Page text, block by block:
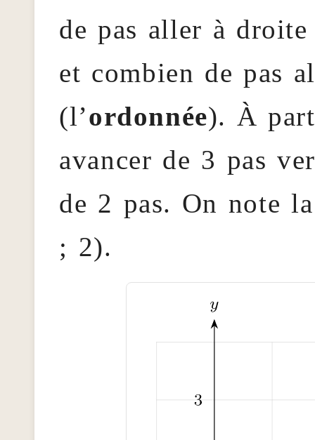
de pas aller à
et combien de pas
(l’ordonnée). À
avancer de 3 pas
de 2 pas. On note
; 2).